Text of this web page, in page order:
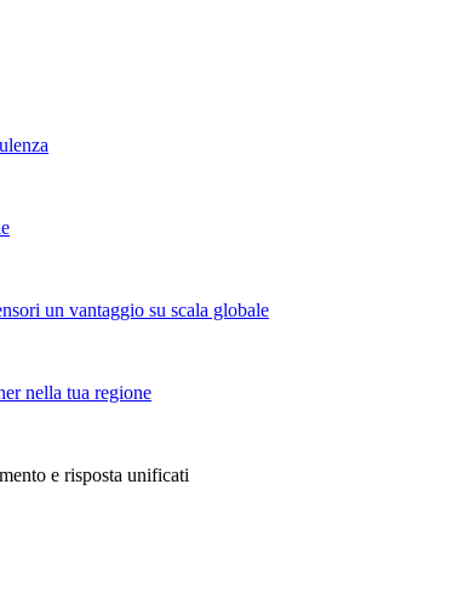
un vantaggio su scala globale
nella tua regione
e risposta unificati